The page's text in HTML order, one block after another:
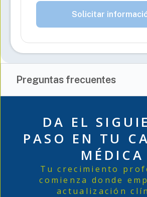
Solicitar
Preguntas frecuentes
DA EL
PASO EN TU
MÉDICA
Tu crecimiento
comienza donde
actualización